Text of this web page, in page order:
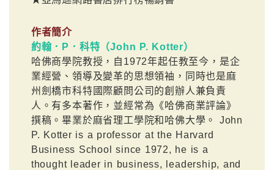
作者簡介
約翰．P．科特（John P. Kotter）
哈佛商學院教授，自1972年起任教至今，是企
業經營、領導及變革的思想領袖，同時也是麻
州劍橋市科特國際顧問公司的創辦人兼負責
人。有多本著作，並經常為《哈佛商業評論》
撰稿。畢業於麻省理工學院和哈佛大學。 John
P. Kotter is a professor at the Harvard
Business School since 1972, he is a
thought leader in business, leadership, and